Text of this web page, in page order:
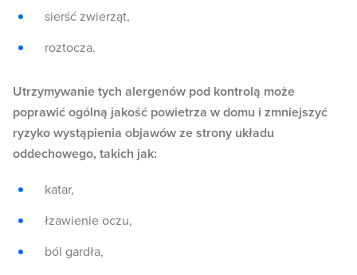
sierść zwierząt,
roztocza.
Utrzymywanie tych alergenów pod kontrolą może
poprawić ogólną jakość powietrza w domu i zmniejszyć
ryzyko wystąpienia objawów ze strony układu
oddechowego, takich jak:
katar,
łzawienie oczu,
ból gardła,